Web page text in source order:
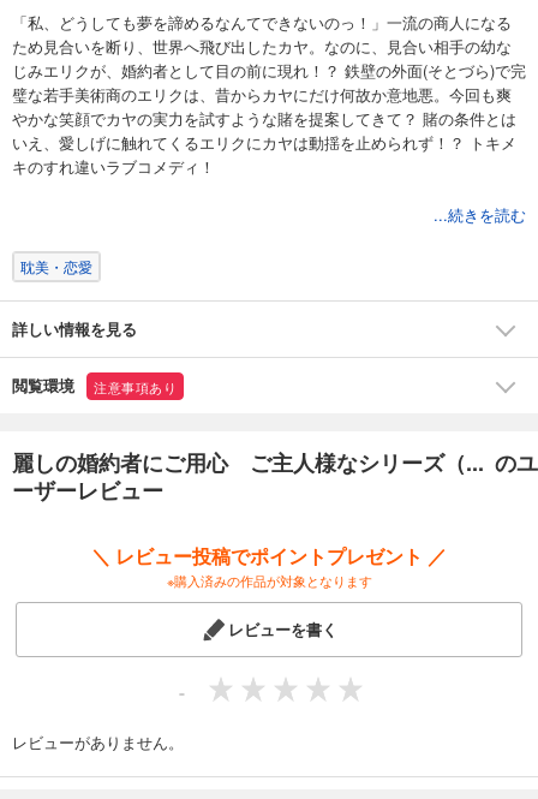
「私、どうしても夢を諦めるなんてできないのっ！」一流の商人になる
ため見合いを断り、世界へ飛び出したカヤ。なのに、見合い相手の幼な
じみエリクが、婚約者として目の前に現れ！？ 鉄壁の外面(そとづら)で完
璧な若手美術商のエリクは、昔からカヤにだけ何故か意地悪。今回も爽
やかな笑顔でカヤの実力を試すような賭を提案してきて？ 賭の条件とは
いえ、愛しげに触れてくるエリクにカヤは動揺を止められず！？ トキメ
キのすれ違いラブコメディ！
※この作品はフィーチャーフォンサイズの小さいイラストが収録されてい
...続きを読む
耽美・恋愛
詳しい情報を見る
閲覧環境 注意事項あり
麗しの婚約者にご用心 ご主人様なシリーズ（... のユ
ーザーレビュー
＼ レビュー投稿でポイントプレゼント ／
※購入済みの作品が対象となります
レビューを書く
-
レビューがありません。